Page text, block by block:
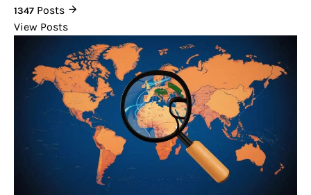
1347 Posts
View Posts